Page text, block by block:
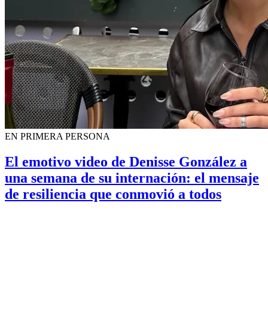
EN PRIMERA PERSONA
El emotivo video de Denisse González a
una semana de su internación: el mensaje
de resiliencia que conmovió a todos